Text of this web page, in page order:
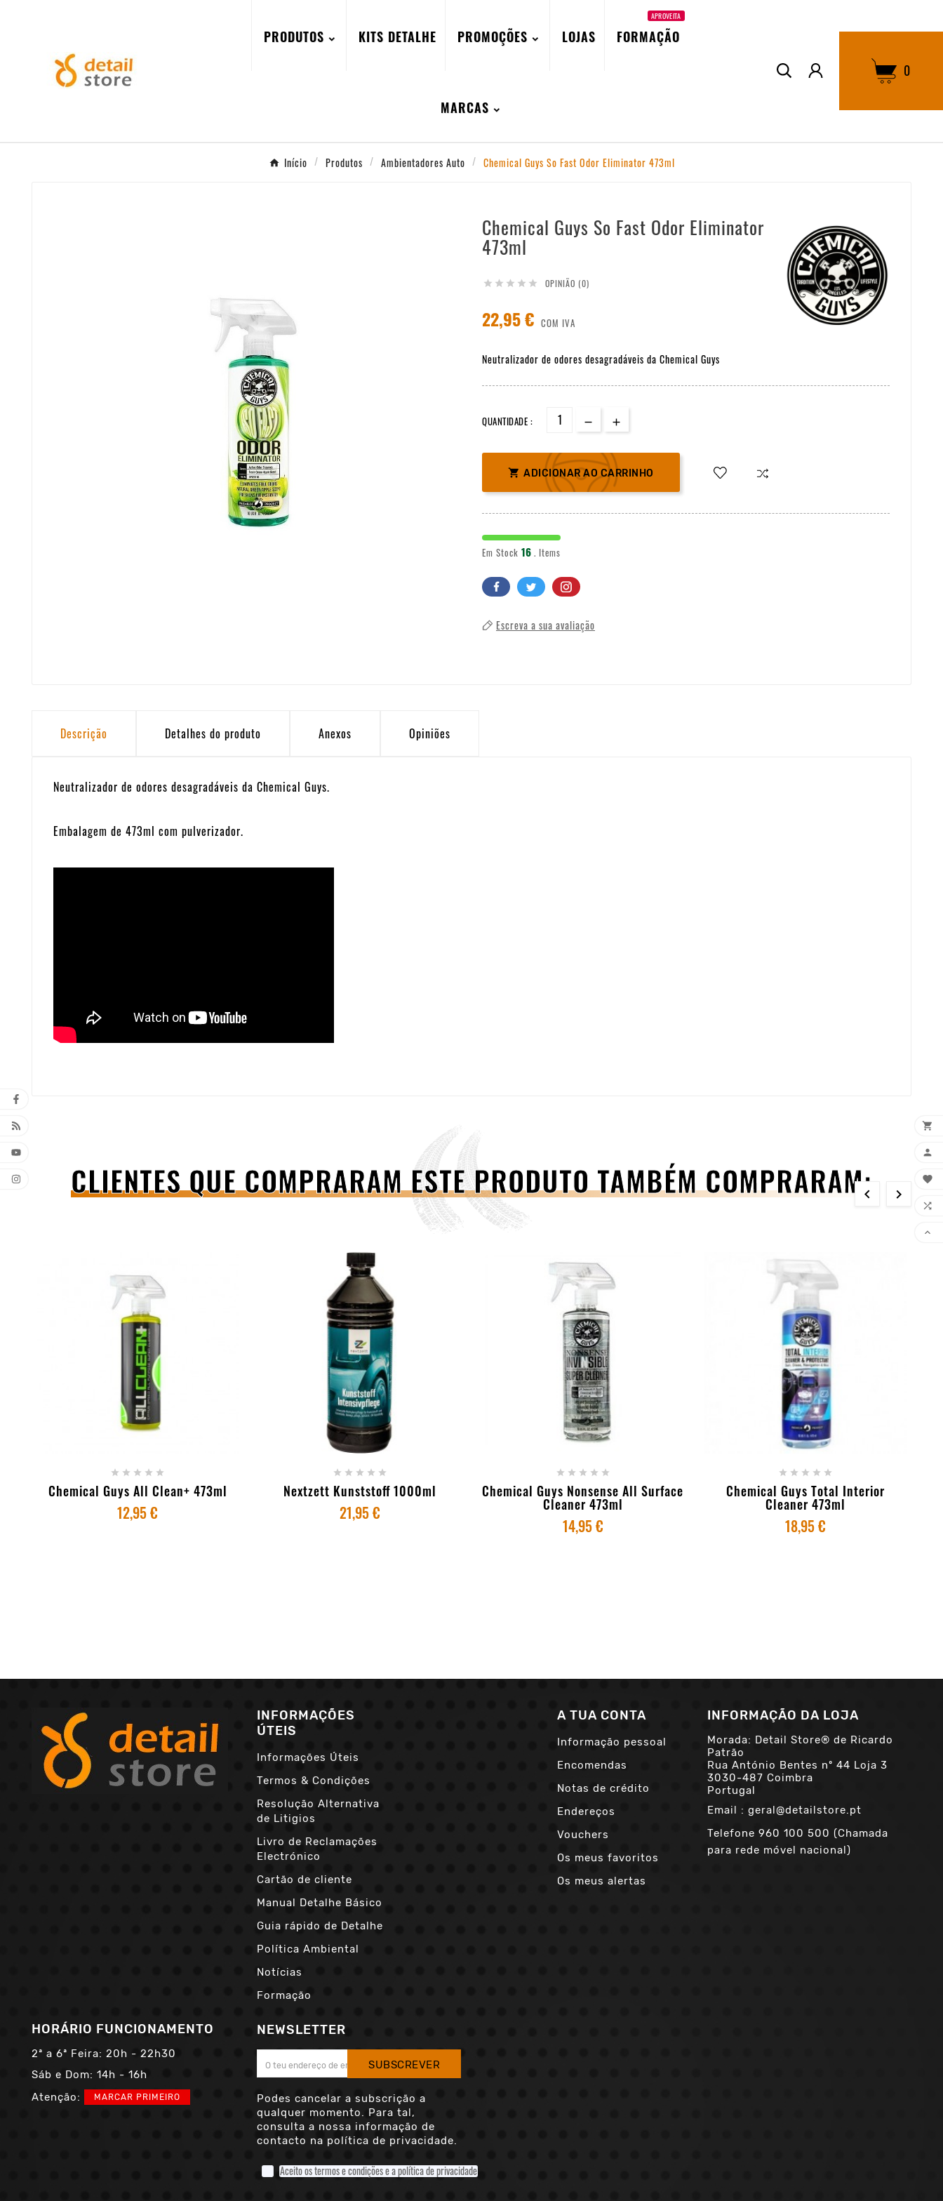
PRODUTOS KITS DETALHE PROMOÇÕES LOJAS FORMAÇÃO
APROVEITA
MARCAS
0
Início Produtos Ambientadores Auto Chemical Guys So Fast Odor Eliminator 473ml
Chemical Guys So Fast Odor Eliminator
473ml
     OPINIÃO (0)
22,95 € COM IVA
Neutralizador de odores desagradáveis da Chemical Guys
QUANTIDADE :
 ADICIONAR AO CARRINHO
Em Stock 16 . Items
Escreva a sua avaliação
Descrição Detalhes do produto Anexos Opiniões
Neutralizador de odores desagradáveis da Chemical Guys.
Embalagem de 473ml com pulverizador.
CLIENTES QUE COMPRARAM ESTE PRODUTO TAMBÉM COMPRARAM:
 
+ ADICIONAR AO CARRINHO
    
Chemical Guys All Clean+ 473ml
12,95 €
+ ADICIONAR AO CARRINHO
    
Nextzett Kunststoff 1000ml
21,95 €
+ ADICIONAR AO CARRINHO
    
Chemical Guys Nonsense All Surface
Cleaner 473ml
14,95 €
+ ADICIONAR AO CARRINHO
    
Chemical Guys Total Interior
Cleaner 473ml
18,95 €
INFORMAÇÕES
ÚTEIS
Informações Úteis
Termos & Condições
Resolução Alternativa
de Litigios
Livro de Reclamações
Electrónico
Cartão de cliente
Manual Detalhe Básico
Guia rápido de Detalhe
Política Ambiental
Notícias
Formação
A TUA CONTA
Informação pessoal
Encomendas
Notas de crédito
Endereços
Vouchers
Os meus favoritos
Os meus alertas
INFORMAÇÃO DA LOJA
Morada: Detail Store® de Ricardo
Patrão
Rua António Bentes nº 44 Loja 3
3030-487 Coimbra
Portugal
Email : geral@detailstore.pt
Telefone 960 100 500 (Chamada
para rede móvel nacional)
HORÁRIO FUNCIONAMENTO
2ª a 6ª Feira: 20h - 22h30
Sáb e Dom: 14h - 16h
Atenção:
MARCAR PRIMEIRO
NEWSLETTER
SUBSCREVER
Podes cancelar a subscrição a
qualquer momento. Para tal,
consulta a nossa informação de
contacto na política de privacidade.
Aceito os termos e condições e a política de privacidade




